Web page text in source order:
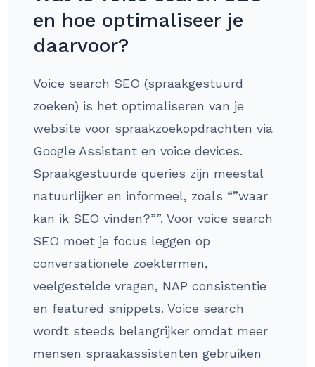
en hoe optimaliseer je
daarvoor?
Voice search SEO (spraakgestuurd
zoeken) is het optimaliseren van je
website voor spraakzoekopdrachten via
Google Assistant en voice devices.
Spraakgestuurde queries zijn meestal
natuurlijker en informeel, zoals “”waar
kan ik SEO vinden?””. Voor voice search
SEO moet je focus leggen op
conversationele zoektermen,
veelgestelde vragen, NAP consistentie
en featured snippets. Voice search
wordt steeds belangrijker omdat meer
mensen spraakassistenten gebruiken